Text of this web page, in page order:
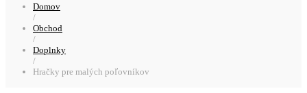
Domov
/
Obchod
/
Doplnky
/
Hračky pre malých poľovníkov